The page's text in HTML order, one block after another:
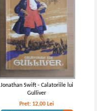
Jonathan Swift - Calatoriile lui
Gulliver
Pret: 12,00 Lei